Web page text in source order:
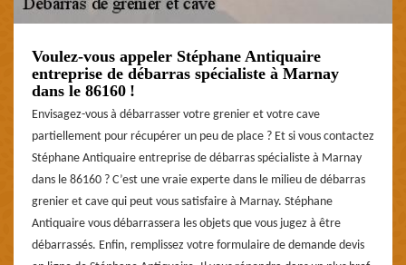
Voulez-vous appeler Stéphane Antiquaire
entreprise de débarras spécialiste à Marnay
dans le 86160 !
Envisagez-vous à débarrasser votre grenier et votre cave
partiellement pour récupérer un peu de place ? Et si vous contactez
Stéphane Antiquaire entreprise de débarras spécialiste à Marnay
dans le 86160 ? C’est une vraie experte dans le milieu de débarras
grenier et cave qui peut vous satisfaire à Marnay. Stéphane
Antiquaire vous débarrassera les objets que vous jugez à être
débarrassés. Enfin, remplissez votre formulaire de demande devis